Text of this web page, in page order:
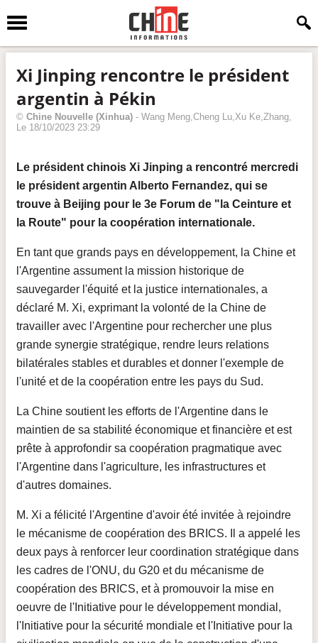
Xi Jinping rencontre le président
argentin à Pékin
© Chine Nouvelle (Xinhua) - Wang Meng,Cheng Lu,Xu Ke,Zhang,
Le 18/10/2023 23:29
Le président chinois Xi Jinping a rencontré mercredi
le président argentin Alberto Fernandez, qui se
trouve à Beijing pour le 3e Forum de "la Ceinture et
la Route" pour la coopération internationale.
En tant que grands pays en développement, la Chine et
l'Argentine assument la mission historique de
sauvegarder l'équité et la justice internationales, a
déclaré M. Xi, exprimant la volonté de la Chine de
travailler avec l'Argentine pour rechercher une plus
grande synergie stratégique, rendre leurs relations
bilatérales stables et durables et donner l'exemple de
l'unité et de la coopération entre les pays du Sud.
La Chine soutient les efforts de l'Argentine dans le
maintien de sa stabilité économique et financière et est
prête à approfondir sa coopération pragmatique avec
l'Argentine dans l'agriculture, les infrastructures et
d'autres domaines.
M. Xi a félicité l'Argentine d'avoir été invitée à rejoindre
le mécanisme de coopération des BRICS. Il a appelé les
deux pays à renforcer leur coordination stratégique dans
les cadres de l'ONU, du G20 et du mécanisme de
coopération des BRICS, et à promouvoir la mise en
oeuvre de l'Initiative pour le développement mondial,
l'Initiative pour la sécurité mondiale et l'Initiative pour la